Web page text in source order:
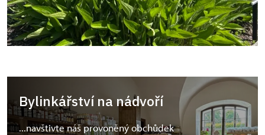
Bylinkářství na nádvoří
...navštivte náš provoněný obchůdek